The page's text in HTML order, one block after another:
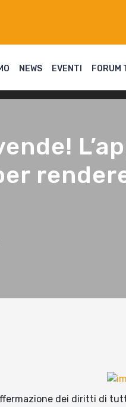
NEWS EVENTI FORUM
dei diritti di